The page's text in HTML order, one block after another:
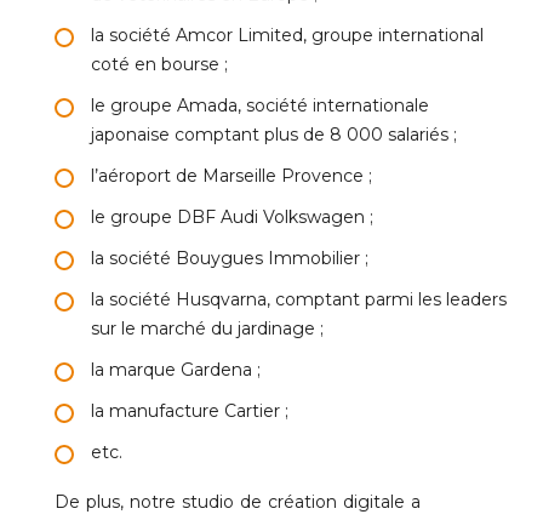
la société Amcor Limited, groupe international
coté en bourse ;
le groupe Amada, société internationale
japonaise comptant plus de 8 000 salariés ;
l’aéroport de Marseille Provence ;
le groupe DBF Audi Volkswagen ;
la société Bouygues Immobilier ;
la société Husqvarna, comptant parmi les leaders
sur le marché du jardinage ;
la marque Gardena ;
la manufacture Cartier ;
etc.
De plus, notre studio de création digitale a